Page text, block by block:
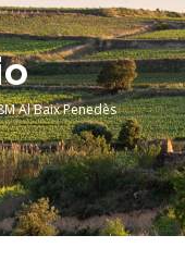
Al Baix Penedès